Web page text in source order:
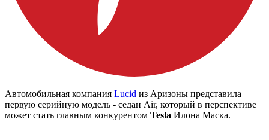
Автомобильная компания Lucid из Аризоны представила
первую серийную модель - седан Air, который в перспективе
может стать главным конкурентом Tesla Илона Маска.